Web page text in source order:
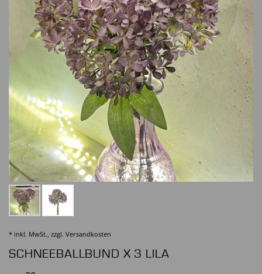
* inkl. MwSt., zzgl. Versandkosten
SCHNEEBALLBUND X 3 LILA